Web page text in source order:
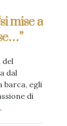
mise a
del
dal
barca, egli
di